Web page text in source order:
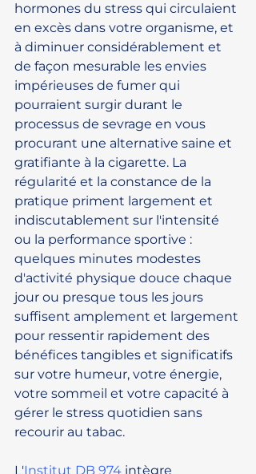
hormones du stress qui circulaient
en excès dans votre organisme, et
à diminuer considérablement et
de façon mesurable les envies
impérieuses de fumer qui
pourraient surgir durant le
processus de sevrage en vous
procurant une alternative saine et
gratifiante à la cigarette. La
régularité et la constance de la
pratique priment largement et
indiscutablement sur l'intensité
ou la performance sportive :
quelques minutes modestes
d'activité physique douce chaque
jour ou presque tous les jours
suffisent amplement et largement
pour ressentir rapidement des
bénéfices tangibles et significatifs
sur votre humeur, votre énergie,
votre sommeil et votre capacité à
gérer le stress quotidien sans
recourir au tabac.
L'Institut DB 974 intègre